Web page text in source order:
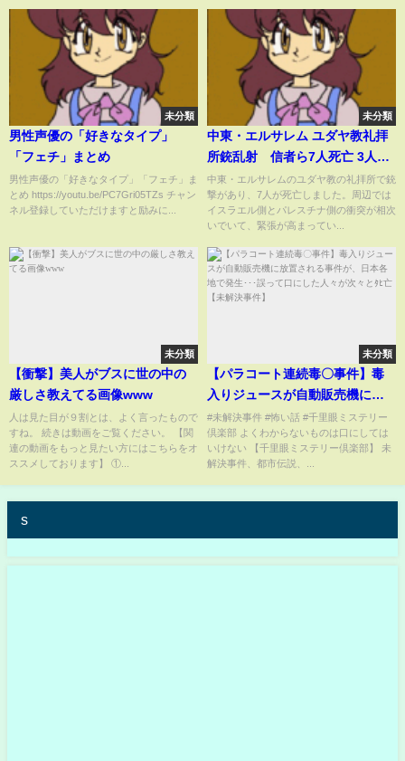
未分類
男性声優の「好きなタイプ」
「フェチ」まとめ
男性声優の「好きなタイプ」「フェチ」ま
とめ https://youtu.be/PC7Gri05TZs チャン
ネル登録していただけますと励みに...
未分類
中東・エルサレム ユダヤ教礼拝
所銃乱射 信者ら7人死亡 3人け
が | TBS NEWS DIG #shorts
中東・エルサレムのユダヤ教の礼拝所で銃
撃があり、7人が死亡しました。周辺では
イスラエル側とパレスチナ側の衝突が相次
いでいて、緊張が高まってい...
未分類
【衝撃】美人がブスに世の中の
厳しさ教えてる画像www
人は見た目が９割とは、よく言ったもので
すね。 続きは動画をご覧ください。 【関
連の動画をもっと見たい方にはこちらをオ
ススメしております】 ①...
未分類
【パラコート連続毒〇事件】毒
入りジュースが自動販売機に放
置される事件が、日本各地で発
生･･･誤って口にした人々が次々
とﾀﾋ亡【未解決事件】
#未解決事件 #怖い話 #千里眼ミステリー
倶楽部 よくわからないものは口にしては
いけない 【千里眼ミステリー倶楽部】 未
解決事件、都市伝説、...
s